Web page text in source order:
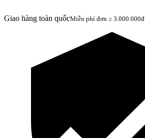
Giao hàng toàn quốcMiễn phí đơn ≥ 3.000.000đ